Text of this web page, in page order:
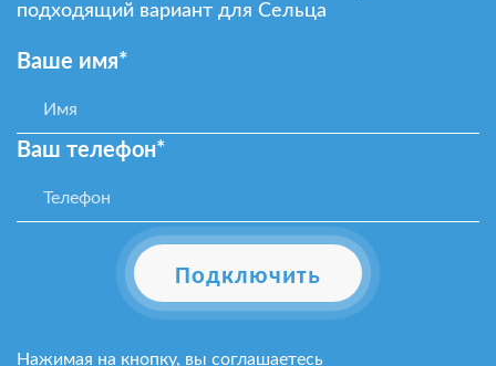
подходящий вариант для Сельца
Ваше имя*
Ваш телефон*
Подключить
Нажимая на кнопку, вы соглашаетесь